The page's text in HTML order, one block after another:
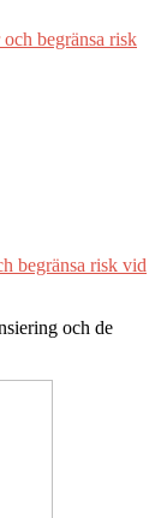
begränsa risk vid
och de